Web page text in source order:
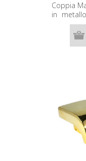
Coppia
in
tango